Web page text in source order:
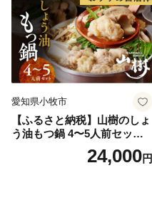
愛知県小牧市
【ふるさと納税】山樹のしょ
う油もつ鍋 4〜5人前セット
山樹 国産 牛もつ ホルモン モ
ツ オンライン飲み会 ホーム
24,000円